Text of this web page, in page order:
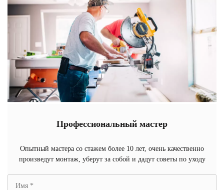
Профессиональный мастер
Опытный мастера со стажем более 10 лет, очень качественно
произведут монтаж, уберут за собой и дадут советы по уходу